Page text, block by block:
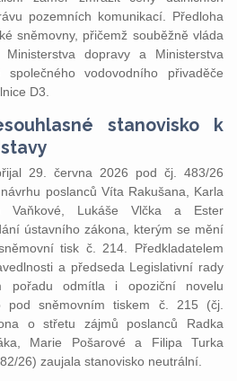
pozemních komunikací. Předloha
sněmovny, přičemž souběžně vláda
dopravy a Ministerstva
vodovodního přivaděče
D3.
stanovisko k
29. června 2026 pod čj. 483/26
poslanců Víta Rakušana, Karla
Vaňkové, Lukáše Vlčka a Ester
ústavního zákona, kterým se mění
tisk č. 214. Předkladatelem
a předseda Legislativní rady
pořadu odmítla i opoziční novelu
pod sněmovním tiskem č. 215 (čj.
o střetu zájmů poslanců Radka
Marie Pošarové a Filipa Turka
26) zaujala stanovisko neutrální.